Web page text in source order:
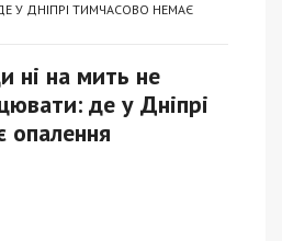
У ДНІПРІ ТИМЧАСОВО НЕМАЄ
ні на мить не
де у Дніпрі
опалення